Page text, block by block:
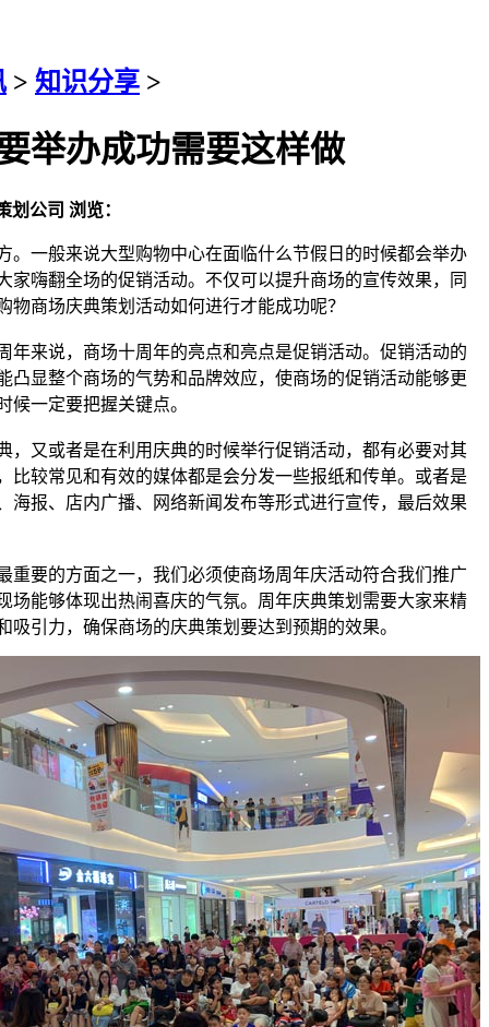
> 知识分享 >
举办成功需要这样做
划公司 浏览：
一般来说大型购物中心在面临什么节假日的时候都会举办
家嗨翻全场的促销活动。不仅可以提升商场的宣传效果，同
商场庆典策划活动如何进行才能成功呢？
年来说，商场十周年的亮点和亮点是促销活动。促销活动的
凸显整个商场的气势和品牌效应，使商场的促销活动能够更
候一定要把握关键点。
又或者是在利用庆典的时候举行促销活动，都有必要对其
比较常见和有效的媒体都是会分发一些报纸和传单。或者是
海报、店内广播、网络新闻发布等形式进行宣传，最后效果
要的方面之一，我们必须使商场周年庆活动符合我们推广
场能够体现出热闹喜庆的气氛。周年庆典策划需要大家来精
引力，确保商场的庆典策划要达到预期的效果。